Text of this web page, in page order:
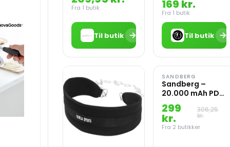
Fra 1 butik
Til butik →
169 kr.
Fra 1 butik
Til butik →
SANDBERG
Sandberg –
20.000 mAh PD
20W USB-C –
PowerBank
299
kr.
306,25
kr.
Fra 2 butikker